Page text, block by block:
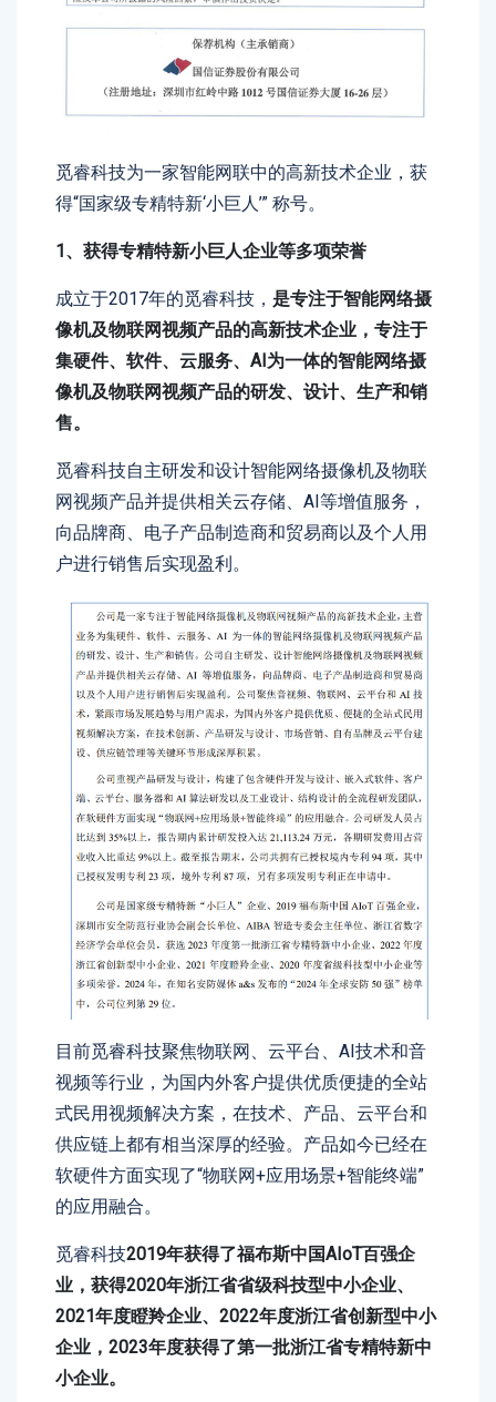
觅睿科技为一家智能网联中的高新技术企业，获
得“国家级专精特新‘小巨人’” 称号。
1、获得专精特新小巨人企业等多项荣誉
成立于2017年的觅睿科技， 是专注于智能网络摄
像机及物联网视频产品的高新技术企业，专注于
集硬件、软件、云服务、AI为一体的智能网络摄
像机及物联网视频产品的研发、设计、生产和销
售。
觅睿科技自主研发和设计智能网络摄像机及物联
网视频产品并提供相关云存储、AI等增值服务，
向品牌商、电子产品制造商和贸易商以及个人用
户进行销售后实现盈利。
目前觅睿科技聚焦物联网、云平台、AI技术和音
视频等行业，为国内外客户提供优质便捷的全站
式民用视频解决方案，在技术、产品、云平台和
供应链上都有相当深厚的经验。产品如今已经在
软硬件方面实现了“物联网+应用场景+智能终端”
的应用融合。
觅睿科技2019年获得了福布斯中国AIoT百强企
业，获得2020年浙江省省级科技型中小企业、
2021年度瞪羚企业、2022年度浙江省创新型中小
企业，2023年度获得了第一批浙江省专精特新中
小企业。